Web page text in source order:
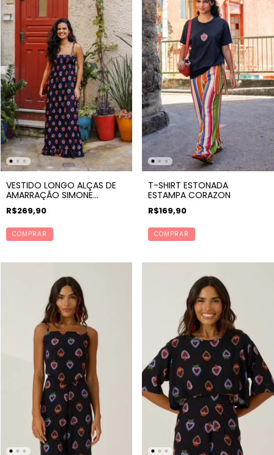
VESTIDO LONGO ALÇAS DE
AMARRAÇÃO SIMONE
ESTAMPA CORAZON
R$269,90
COMPRAR
T-SHIRT ESTONADA
ESTAMPA CORAZON
R$169,90
COMPRAR